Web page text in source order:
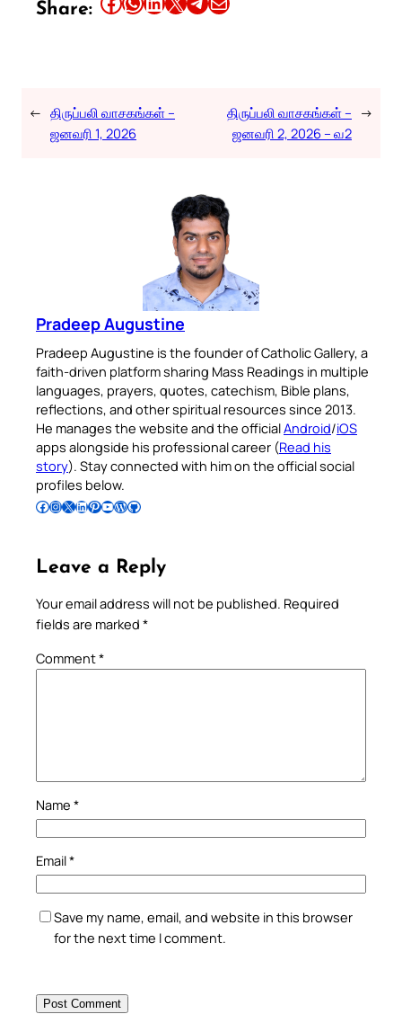
Share:
← திருப்பலி வாசகங்கள் –
ஜனவரி 1, 2026
திருப்பலி வாசகங்கள் –
ஜனவரி 2, 2026 – வ2
→
Pradeep Augustine
Pradeep Augustine is the founder of Catholic Gallery, a
faith-driven platform sharing Mass Readings in multiple
languages, prayers, quotes, catechism, Bible plans,
reflections, and other spiritual resources since 2013.
He manages the website and the officialAndroid/iOS
apps alongside his professional career (Read his
story). Stay connected with him on the official social
profiles below.
Follow Pradeep on Facebook Follow Pradeep on InstagramFollow Pradeep on X Follow Pradeep on LinkedIn Follow Pradeep on Pinterest Subscribe to Pradeep’s Youtube Channel Follow Pradeep on WordPress Follow Pradeep on GitHub
Leave a Reply
Your email address will not be published. Required
fields are marked *
Comment*
Name *
Email*
Save my name, email, and website in this browser
for the next time I comment.